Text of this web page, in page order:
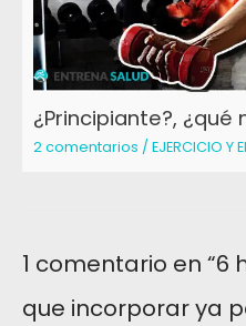
¿Principiante?, ¿qué
2 comentarios / EJERCICIO Y
1 comentario en “6
que incorporar ya